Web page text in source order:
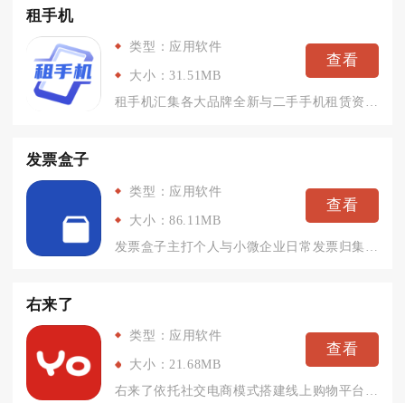
租手机
类型：应用软件
大小：31.51MB
查看
发票盒子
类型：应用软件
大小：86.11MB
查看
右来了
类型：应用软件
大小：21.68MB
查看